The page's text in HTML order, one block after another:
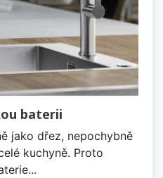
baterii
jako dřez, nepochybně
kuchyně. Proto